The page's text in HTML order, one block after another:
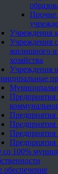
Прочие
Учреждения
Учреждения
жилищного и
хозяйства
Учреждения
Предприятия
Предприятия
Предприятия
Предприятия
100%
обеспечение